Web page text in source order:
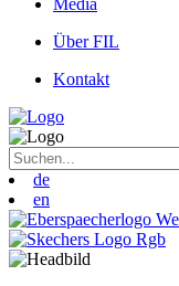
Media
Über FIL
Kontakt
de
en